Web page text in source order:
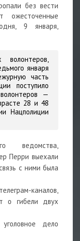
без вести
9 января,
января
часть
поступило
—
28 и 48
Нацполиции
ведомства,
Перри выехали
с ними была
каналов,
о гибели двух
дело